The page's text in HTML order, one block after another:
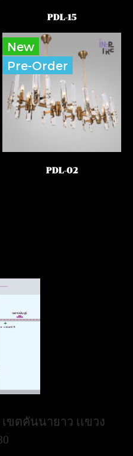
PDL-15
New
Pre-Order
PDL-02
ขตคันนายาว เเขวง